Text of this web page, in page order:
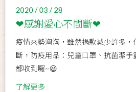
2020 / 03 / 28
❤感謝愛心不間斷❤
疫情來勢洶洶，雖然捐款減少許多，
斷，防疫用品：兒童口罩、抗菌潔手
都收到囉~😃
了解更多